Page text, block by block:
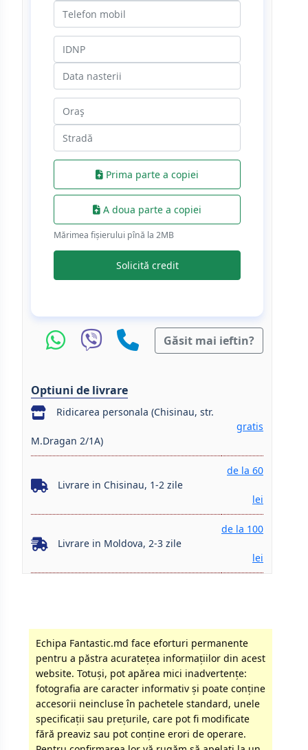
Prima parte a copiei
A doua parte a copiei
Mărimea fișierului pînă la 2МB
Solicită credit
Găsit mai ieftin?
Optiuni de livrare
Ridicarea personala (Chisinau, str.
M.Dragan 2/1A)
gratis
Livrare in Chisinau, 1-2 zile
de la 60
lei
Livrare in Moldova, 2-3 zile
de la 100
lei
Echipa Fantastic.md face eforturi permanente
pentru a păstra acurateţea informaţiilor din acest
website. Totuși, pot apărea mici inadvertenţe:
fotografia are caracter informativ şi poate conţine
accesorii neincluse în pachetele standard, unele
specificaţii sau preţurile, care pot fi modificate
fără preaviz sau pot conţine erori de operare.